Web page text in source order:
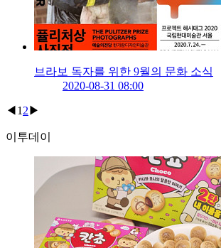
브라보 독자를 위한 9월의 문화 소식
2020-08-31 08:00
◀ 1 2 ▶
이투데이